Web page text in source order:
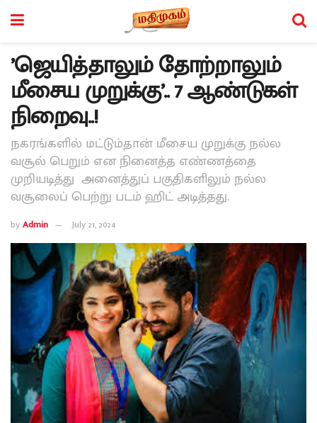
’ஜெயித்தாலும் தோற்றாலும்
மீசைய முறுக்கு’.. 7 ஆண்டுகள்
நிறைவு..!
நகரங்களில் மட்டும்தான் மீசைய முறுக்கு நல்ல
வசூல் பெறும் என நினைத்த எண்ணத்தை
முறியடித்து அனைத்துப் பகுதிகளிலும் நல்ல
வசூலைப் பெற்று படம் ஹிட் அடித்தது.
byAdmin July 21, 2024